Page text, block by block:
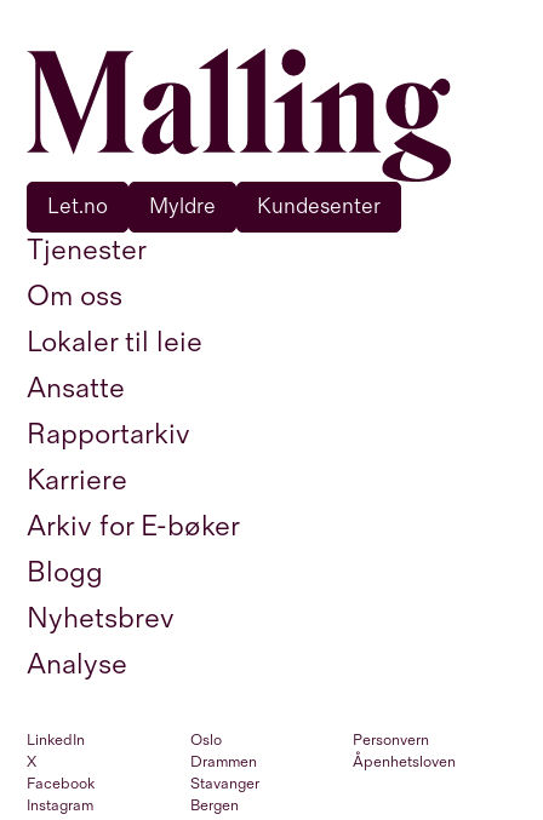
Tjenester
Om oss
Lokaler til leie
Ansatte
Rapportarkiv
Karriere
Arkiv for E-bøker
Blogg
Nyhetsbrev
Analyse
LinkedIn
X
Facebook
Instagram
Oslo
Drammen
Stavanger
Bergen
Personvern
Åpenhetsloven
Let.no Myldre Kundesenter